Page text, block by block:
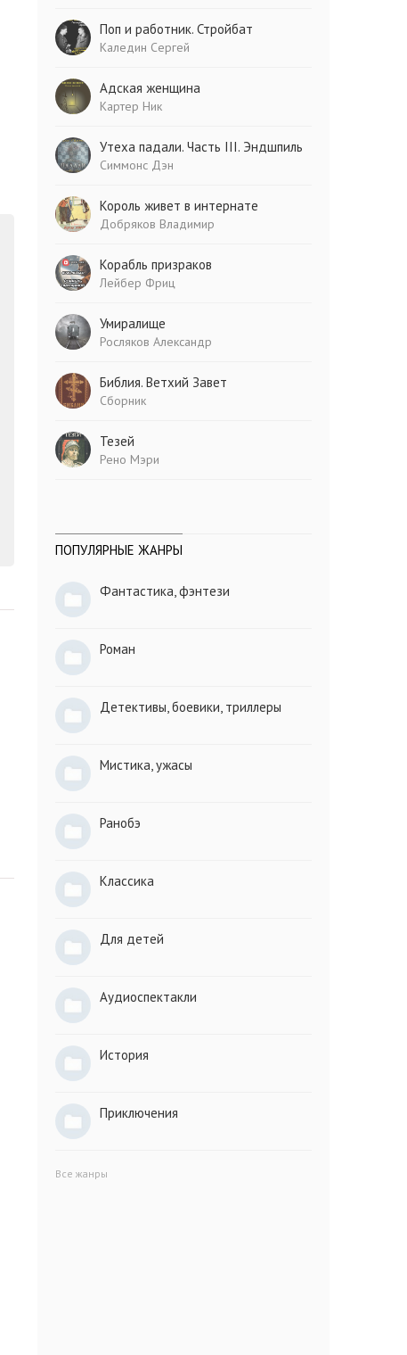
Поп и работник. Стройбат
Каледин Сергей
Адская женщина
Картер Ник
Утеха падали. Часть III. Эндшпиль
Симмонс Дэн
Король живет в интернате
Добряков Владимир
Корабль призраков
Лейбер Фриц
Умиралище
Росляков Александр
Библия. Ветхий Завет
Сборник
Тезей
Рено Мэри
ПОПУЛЯРНЫЕ ЖАНРЫ
Фантастика, фэнтези
Роман
Детективы, боевики, триллеры
Мистика, ужасы
Ранобэ
Классика
Для детей
Аудиоспектакли
История
Приключения
Все жанры